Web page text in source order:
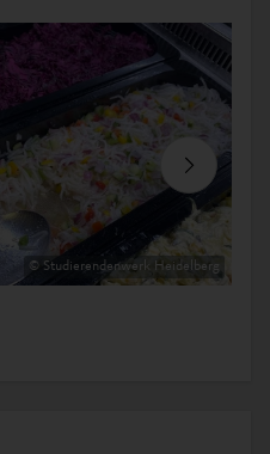
© Studierendenwerk Heidelberg
Next